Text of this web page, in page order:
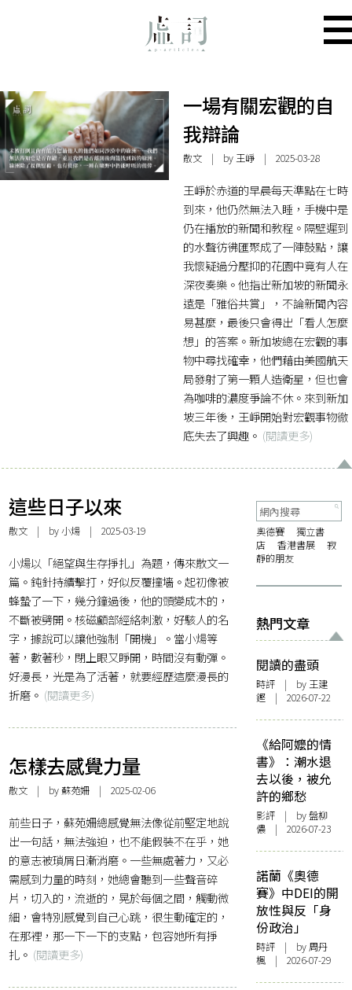
一場有關宏觀的自
我辯論
散文| by 王崢| 2025-03-28
王崢於​赤道的早晨每天準點在七時
到來，他仍然無法入睡，手機中是
仍在播放的新聞和教程。隔壁遲到
的水聲彷彿匯聚成了一陣鼓點，讓
我懷疑過分壓抑的花園中竟有人在
深夜奏樂。他指出新加坡的新聞永
遠是「雅俗共賞」，不論新聞內容
易甚麼，最後只會得出「看人怎麼
想」的答案。新加坡總在宏觀的事
物中尋找確幸，他們藉由美國航天
局發射了第一顆人造衛星，但也會
為咖啡的濃度爭論不休。來到新加
坡三年後，王崢開始對宏觀事物徹
底失去了興趣。 (閱讀更多)
這些日子以來
散文 | by 小煬 | 2025-03-19
小煬以「絕望與生存掙扎」為題，傳來散文一
篇。鈍針持續擊打，好似反覆撞墻。起初像被
蜂蟄了一下，幾分鐘過後，他的頭變成木的，
不斷被劈開。核磁顱部經絡刺激，好駭人的名
字，據說可以讓他強制「開機」。當小煬等
著，數著秒，閉上眼又睜開，時間沒有動彈。
好漫長，光是為了活著，就要經歷這麼漫長的
折磨。 (閱讀更多)
怎樣去感覺力量
散文 | by蘇苑姍 | 2025-02-06
前些日子，蘇苑姍總感覺無法像從前堅定地說
出一句話，無法強迫，也不能假裝不在乎，她
的意志被瑣屑日漸消磨。一些無處著力，又必
需感到力量的時刻，她總會聽到一些聲音碎
片，切入的，流逝的，晃於每個之間，觸動微
細，會特別感覺到自己心跳，很生動確定的，
在那裡，那一下一下的支點，包容她所有掙
扎。 (閱讀更多)
奧德賽
獨立書
店
香港書展
寂
靜的朋友
熱門文章
閱讀的盡頭
時評 | by 王建
鏗 | 2026-07-22
《給阿嬤的情
書》：潮水退
去以後，被允
許的鄉愁
影評 | by 盤柳
儂 | 2026-07-23
諾蘭《奧德
賽》中DEI的開
放性與反「身
份政治」
時評 | by周丹
楓 | 2026-07-29